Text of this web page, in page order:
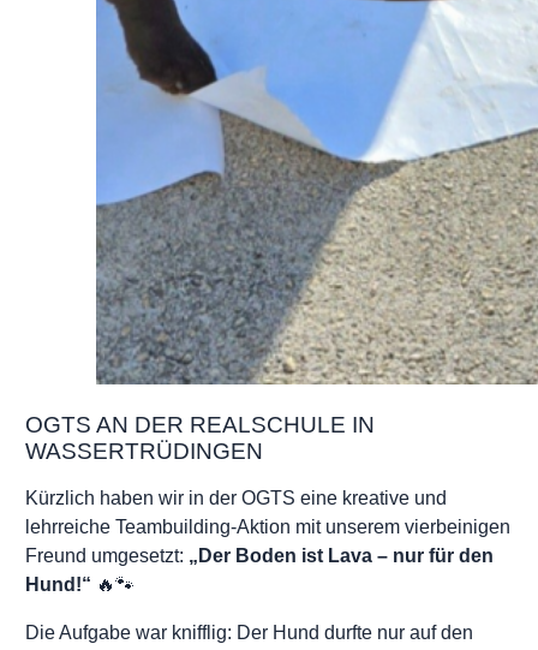
OGTS AN DER REALSCHULE IN
WASSERTRÜDINGEN
Kürzlich haben wir in der OGTS eine kreative und
lehrreiche Teambuilding-Aktion mit unserem vierbeinigen
Freund umgesetzt: „Der Boden ist Lava – nur für den
Hund!“ 🔥🐾
Die Aufgabe war knifflig: Der Hund durfte nur auf den